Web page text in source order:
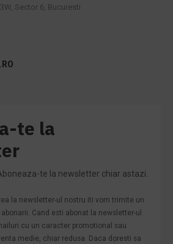
Sector 6, Bucuresti
te la
te la newsletter chiar astazi.
la newsletter-ul nostru iti vom trimite un
Cand esti abonat la newsletter-ul
cu un caracter promotional sau
medie, chiar redusa. Daca doresti sa